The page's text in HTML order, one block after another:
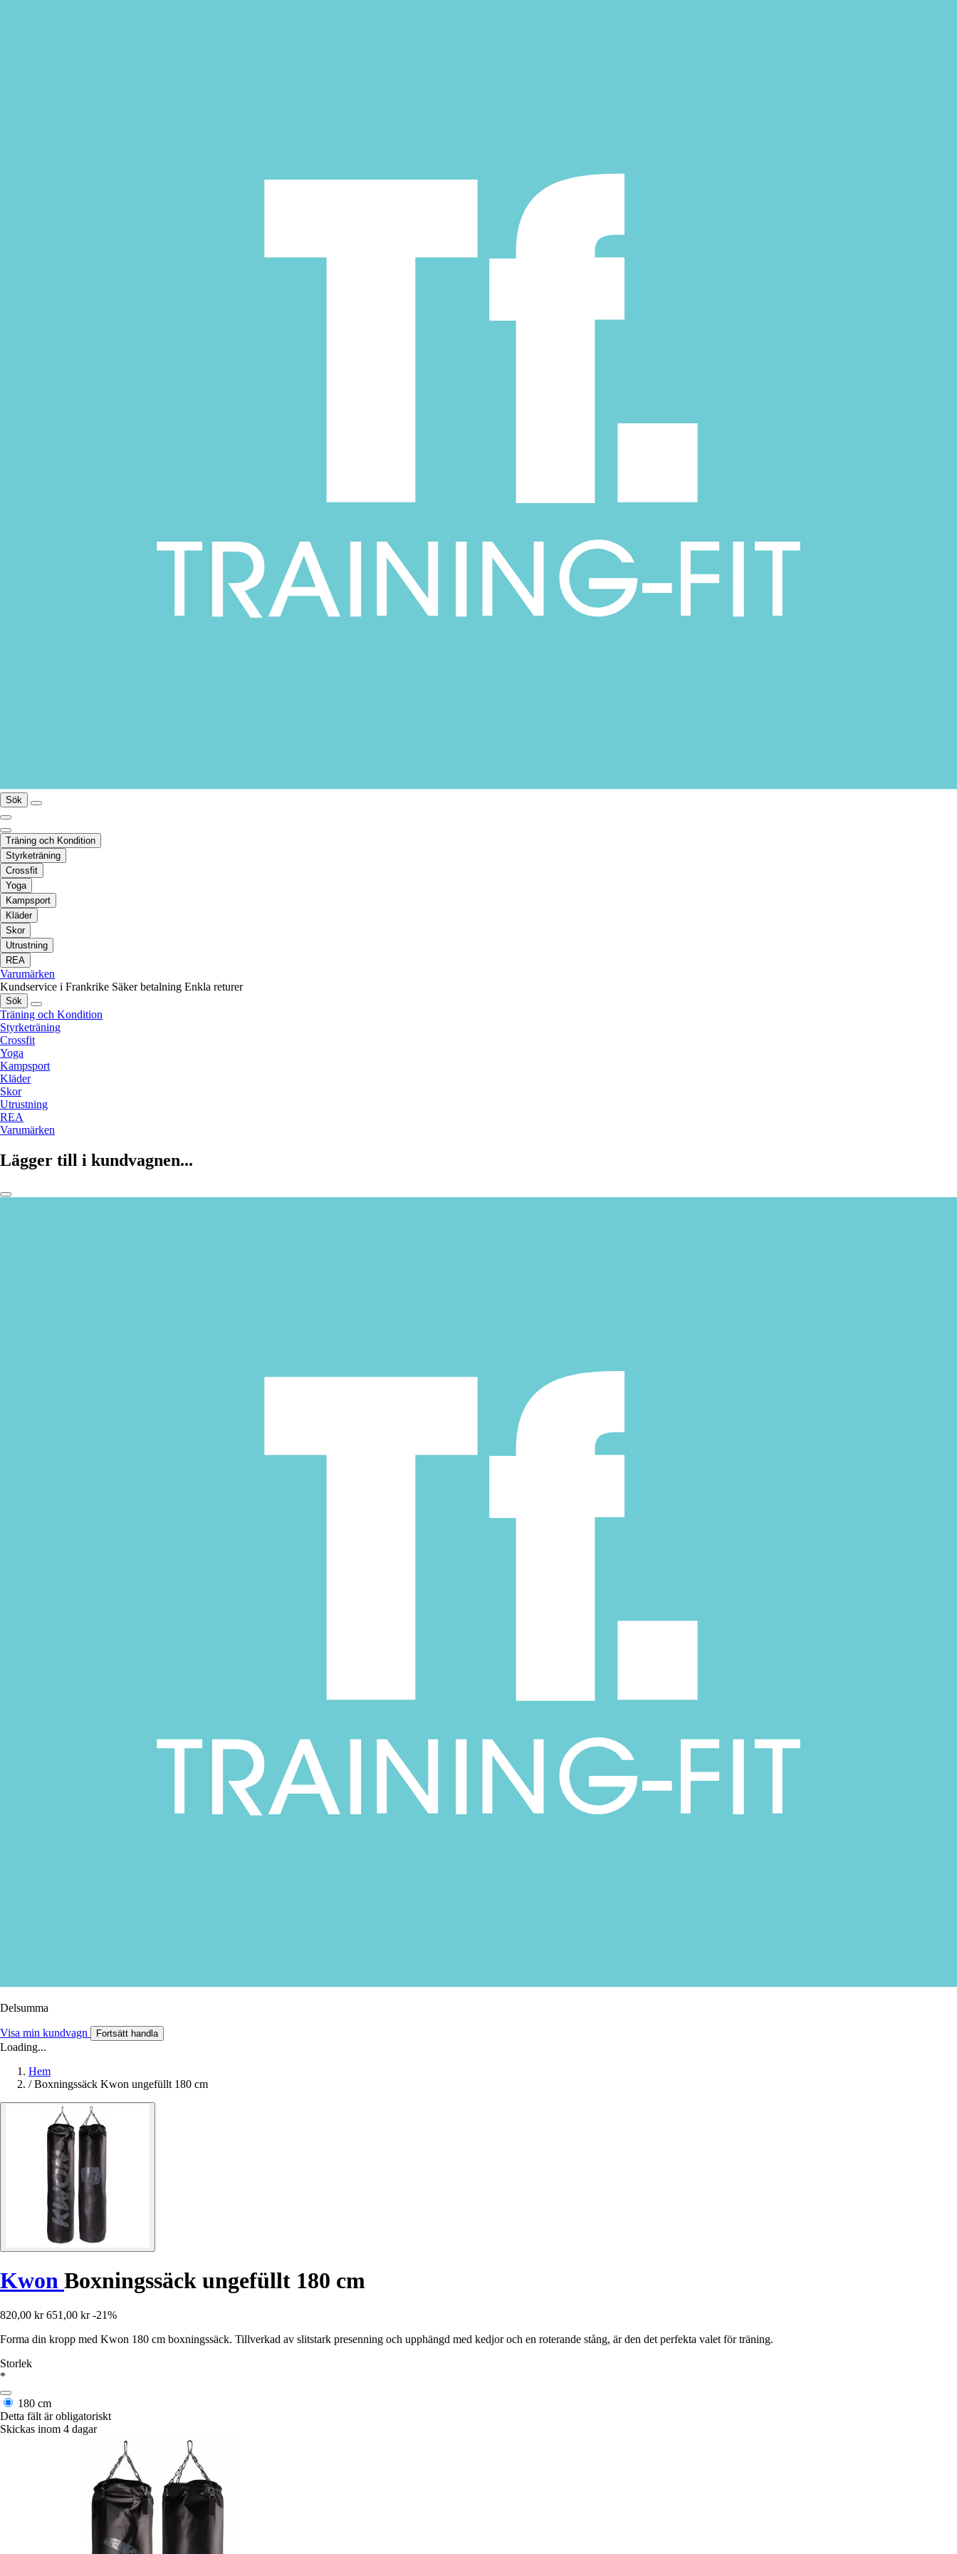
Sök
Träning och Kondition
Styrketräning
Crossfit
Yoga
Kampsport
Kläder
Skor
Utrustning
REA
Varumärken
Kundservice i Frankrike Säker betalning Enkla returer
Sök
Träning och Kondition
Styrketräning
Crossfit
Yoga
Kampsport
Kläder
Skor
Utrustning
REA
Varumärken
Lägger till i kundvagnen...
Delsumma
Visa min kundvagn Fortsätt handla
Loading...
Hem
/ Boxningssäck Kwon ungefüllt 180 cm
Kwon Boxningssäck ungefüllt 180 cm
820,00 kr 651,00 kr -21%
Forma din kropp med Kwon 180 cm boxningssäck. Tillverkad av slitstark presenning och upphängd med kedjor och en roterande stång, är den det perfekta valet för träning.
Storlek
*
180 cm
Detta fält är obligatoriskt
Skickas inom 4 dagar